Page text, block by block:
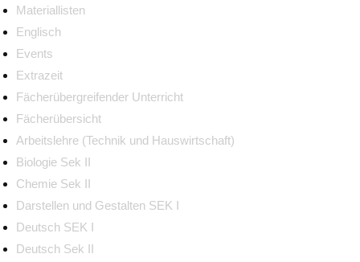
Materiallisten
Englisch
Events
Extrazeit
Fächerübergreifender Unterricht
Fächerübersicht
Arbeitslehre (Technik und Hauswirtschaft)
Biologie Sek II
Chemie Sek II
Darstellen und Gestalten SEK I
Deutsch SEK I
Deutsch Sek II